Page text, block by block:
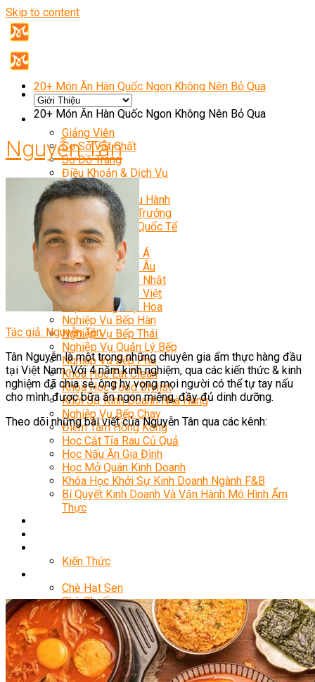
Skip to content
Giới Thiệu
Giảng Viên
Cơ Sở Vật Chất
Sơ Đồ Trang
Điều Khoản & Dịch Vụ
Khóa Học
Bếp Trưởng Điều Hành
Nghiệp Vụ Bếp Trưởng
Nghiệp Vụ Bếp Quốc Tế
Master Class
Bếp Trưởng Bếp Á
Bếp Trưởng Bếp Âu
Bếp Trưởng Bếp Nhật
Bếp Trưởng Bếp Việt
Bếp Trưởng Bếp Hoa
Nghiệp Vụ Bếp Hàn
Nghiệp Vụ Bếp Thái
Nghiệp Vụ Quản Lý Bếp
Nghiệp Vụ Bếp Phụ
Khóa Học Eat Clean
Khóa Học Food Stylist
Khởi Sự Kinh Doanh Nhà Hàng
Nghiệp Vụ Bếp Chay
Điểm Tâm Hồng Kông
Học Cắt Tỉa Rau Củ Quả
Học Nấu Ăn Gia Đình
Học Mở Quán Kinh Doanh
Khóa Học Khởi Sự Kinh Doanh Ngành F&B
Bí Quyết Kinh Doanh Và Vận Hành Mô Hình Ẩm
Thực
Kiến Thức
Chè Hạt Sen
Chè Chuối
Chè Bắp
Chè Đậu
Chè Bưởi
Món Ngon Mỗi Ngày
Tin Tức
20+ Món Ăn Hàn Quốc Ngon Không Nên Bỏ Qua
20+ Món Ăn Hàn Quốc Ngon Không Nên Bỏ Qua
Nguyễn Tân
Tác giả: Nguyễn Tân
Tân Nguyễn là một trong những chuyên gia ẩm thực hàng đầu
tại Việt Nam. Với 4 năm kinh nghiệm, qua các kiến thức & kinh
nghiệm đã chia sẻ, ông hy vọng mọi người có thể tự tay nấu
cho mình được bữa ăn ngon miệng, đầy đủ dinh dưỡng.
Theo dõi những bài viết của Nguyễn Tân qua các kênh: